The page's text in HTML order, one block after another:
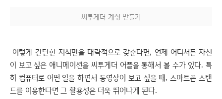
씨투게더 계정 만들기
이렇게 간단한 지식만을 대략적으로 갖춘다면, 언제 어디서든 자신
이 보고 싶은 애니메이션을 씨투게더 어플을 통해서 볼 수가 있다. 특
히 컴퓨터로 어떤 일을 하면서 동영상이 보고 싶을 때, 스마트폰 스탠
드를 이용한다면 그 활용성은 더욱 뛰어나게 된다.